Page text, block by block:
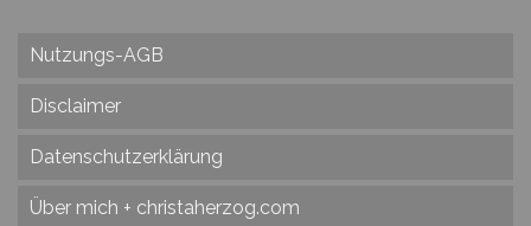
Nutzungs-AGB
Disclaimer
Datenschutzerklärung
Über mich + christaherzog.com